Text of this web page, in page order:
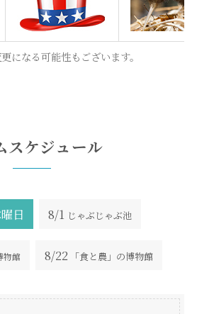
になる可能性もございます。
スケジュール
日 8/1 じゃぶじゃぶ池
物館 8/22 「食と農」の博物館